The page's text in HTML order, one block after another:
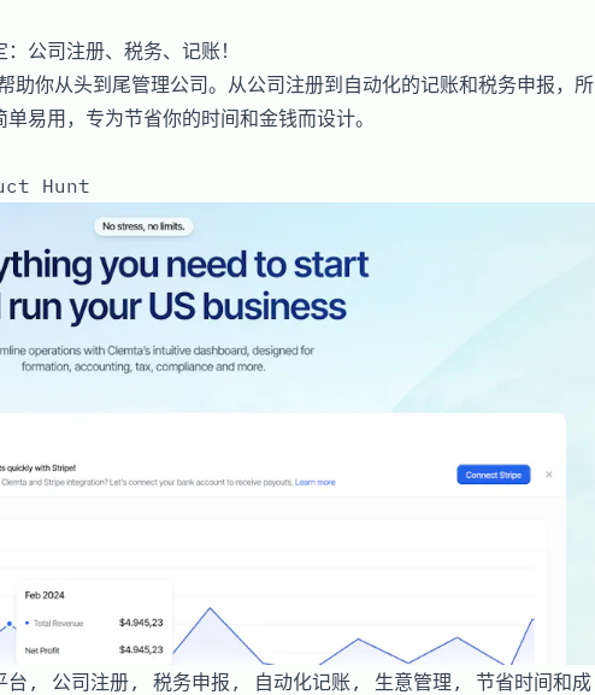
公司注册、税务、记账！
你从头到尾管理公司。从公司注册到自动化的记账和税务申报，所
易用，专为节省你的时间和金钱而设计。
Hunt
台, 公司注册, 税务申报, 自动化记账, 生意管理, 节省时间和成